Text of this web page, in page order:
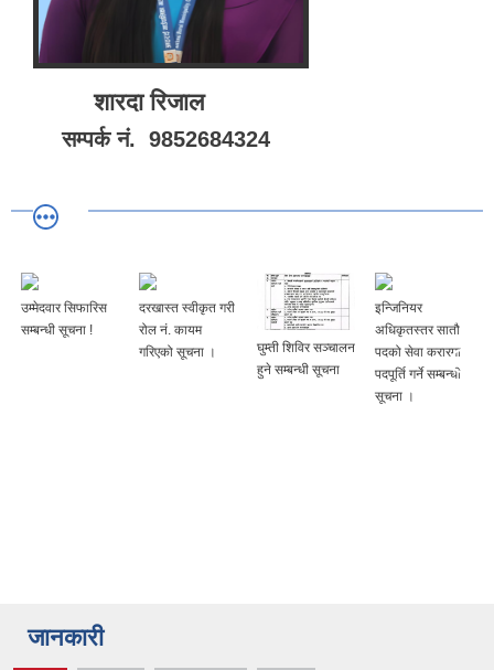
शारदा रिजाल
सम्पर्क नं. 9852684324
उम्मेदवार सिफारिस
सम्बन्धी सूचना !
दरखास्त स्वीकृत गरी
रोल नं. कायम
गरिएको सूचना ।
घुम्ती शिविर सञ्चालन
हुने सम्बन्धी सूचना
इन्जिनियर
अधिकृतस्तर सातौ
पदको सेवा करारमा
पदपूर्ति गर्ने सम्बन्धी
सूचना ।
जानकारी